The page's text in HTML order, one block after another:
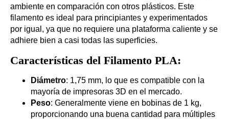
ambiente en comparación con otros plásticos. Este
filamento es ideal para principiantes y experimentados
por igual, ya que no requiere una plataforma caliente y se
adhiere bien a casi todas las superficies.
Características del Filamento PLA:
Diámetro: 1,75 mm, lo que es compatible con la
mayoría de impresoras 3D en el mercado.
Peso: Generalmente viene en bobinas de 1 kg,
proporcionando una buena cantidad para múltiples